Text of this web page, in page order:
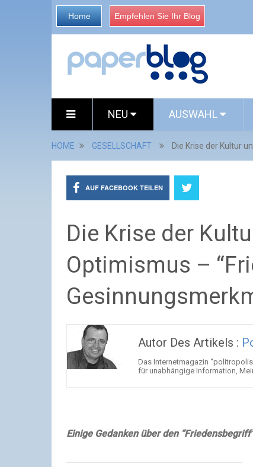
Home Empfehlen Sie Ihr Blog
NEU AUSWAHL
HOME GESELLSCHAFT Die Krise der Kultur
AUF FACEBOOK TEILEN
Die Krise der
Optimismus –
Autor Des Artikels :
Das Internetmagazin
für unabhängige Information,
Einige Gedanken über den